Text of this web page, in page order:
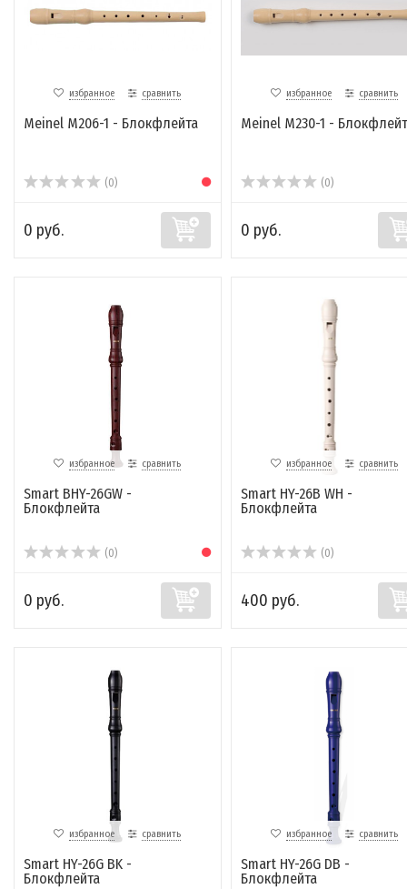
избранное сравнить
Meinel M206-1 - Блокфлейта
(0)
0 руб.
избранное сравнить
Meinel M230-1 -
(0)
0 руб.
избранное сравнить
Smart BHY-26GW -
Блокфлейта
(0)
0 руб.
избранное сравнить
Smart HY-26B WH -
Блокфлейта
(0)
400 руб.
избранное сравнить
Smart HY-26G BK -
Блокфлейта
избранное сравнить
Smart HY-26G DB -
Блокфлейта